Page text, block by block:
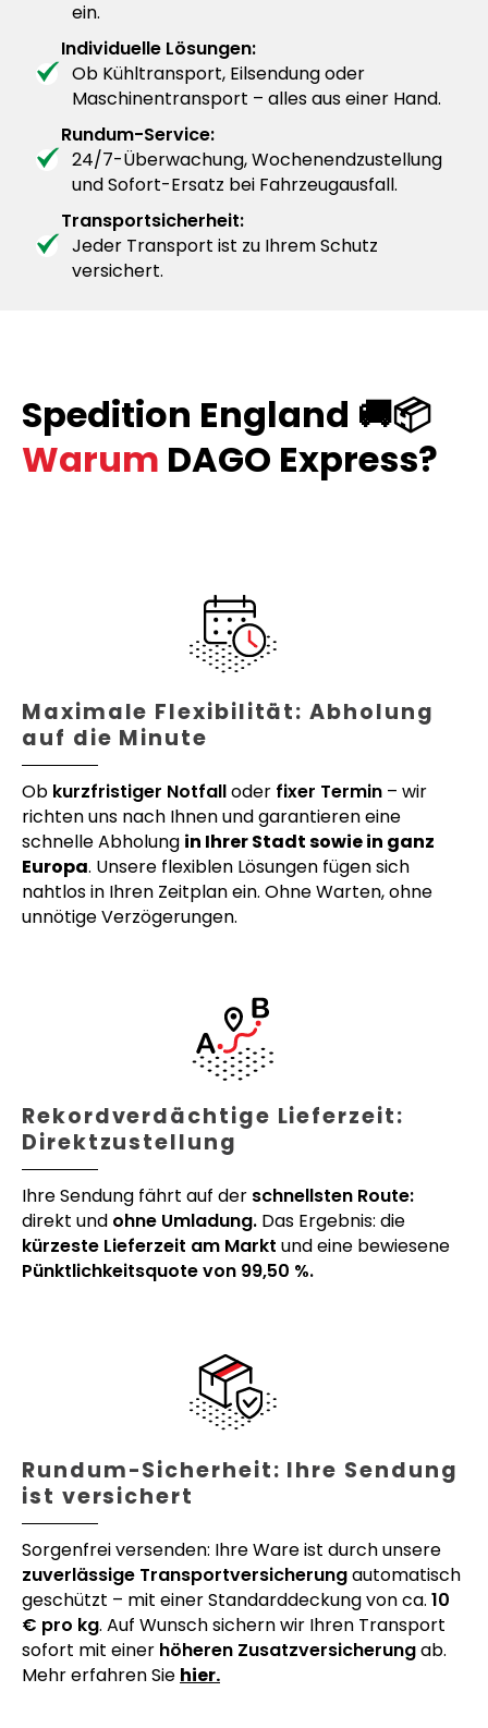
ein.
Individuelle Lösungen:
Ob Kühltransport, Eilsendung oder
Maschinentransport – alles aus einer Hand.
Rundum-Service:
24/7-Überwachung, Wochenendzustellung
und Sofort-Ersatz bei Fahrzeugausfall.
Transportsicherheit:
Jeder Transport ist zu Ihrem Schutz
versichert.
Spedition England 🚚📦
Warum DAGO Express?
Maximale Flexibilität: Abholung
auf die Minute
Ob kurzfristiger Notfalloder fixer Termin – wir
richten uns nach Ihnen und garantieren eine
schnelle Abholung in Ihrer Stadt sowie in ganz
Europa. Unsere flexiblen Lösungen fügen sich
nahtlos in Ihren Zeitplan ein. Ohne Warten, ohne
unnötige Verzögerungen.
Rekordverdächtige Lieferzeit:
Direktzustellung
Ihre Sendung fährt auf der schnellsten Route:
direkt und ohne Umladung. Das Ergebnis: die
kürzeste Lieferzeit am Markt und eine bewiesene
Pünktlichkeitsquote von 99,50 %.
Rundum-Sicherheit: Ihre Sendung
ist versichert
Sorgenfrei versenden: Ihre Ware ist durch unsere
zuverlässige Transportversicherungautomatisch
geschützt – mit einer Standarddeckung von ca. 10
€ pro kg. Auf Wunsch sichern wir Ihren Transport
sofort mit einer höheren Zusatzversicherungab.
Mehr erfahren Sie hier.